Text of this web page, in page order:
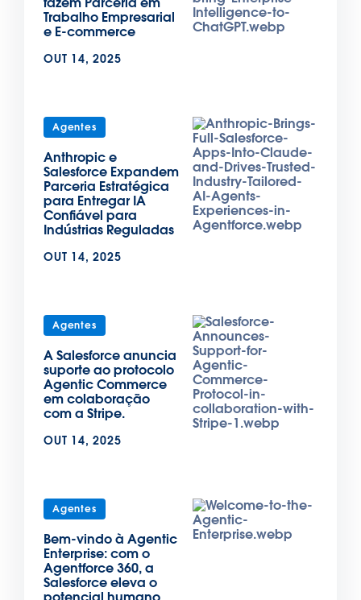
Trabalho Empresarial
e E-commerce
OUT 14, 2025
Agentes
Anthropic e
Salesforce Expandem
Parceria Estratégica
para Entregar IA
Confiável para
Indústrias Reguladas
OUT 14, 2025
Agentes
A Salesforce anuncia
suporte ao protocolo
Agentic Commerce
em colaboração
com a Stripe.
OUT 14, 2025
Agentes
Bem-vindo à Agentic
Enterprise: com o
Agentforce 360, a
Salesforce eleva o